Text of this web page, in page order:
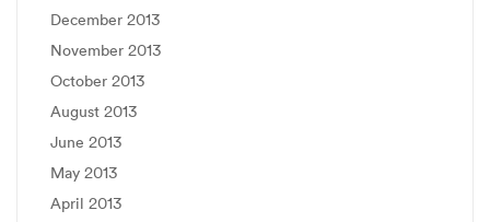
December 2013
November 2013
October 2013
August 2013
June 2013
May 2013
April 2013